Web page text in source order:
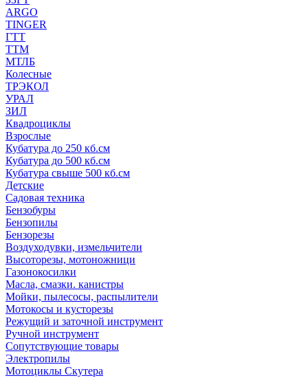
ARGO
TINGER
ГТТ
ТТМ
МТЛБ
Колесные
ТРЭКОЛ
УРАЛ
ЗИЛ
Квадроциклы
Взрослые
Кубатура до 250 кб.см
Кубатура до 500 кб.см
Кубатура свыше 500 кб.см
Детские
Садовая техника
Бензобуры
Бензопилы
Бензорезы
Воздуходувки, измельчители
Высоторезы, мотоножници
Газонокосилки
Масла, смазки. канистры
Мойки, пылесосы, распылители
Мотокосы и кусторезы
Режущий и заточной инструмент
Ручной инструмент
Сопутствующие товары
Электропилы
Мотоциклы Скутера